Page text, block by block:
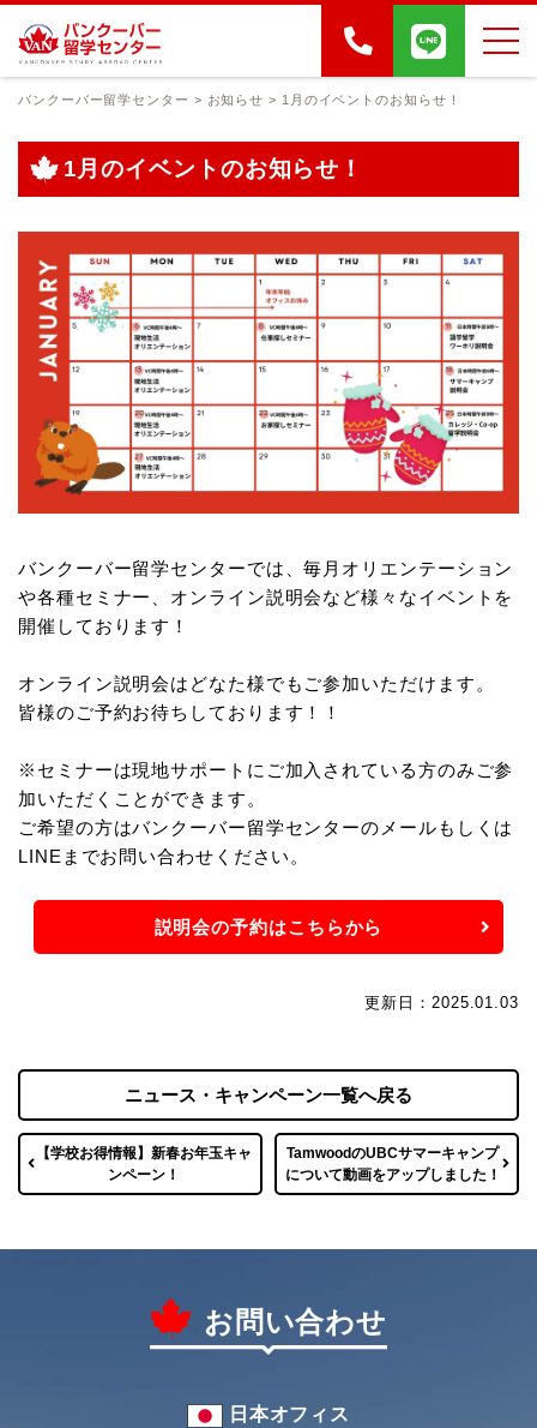
バンクーバー留学センター > お知らせ > 1月のイベントのお知らせ！
1月のイベントのお知らせ！
バンクーバー留学センターでは、毎月オリエンテーション
や各種セミナー、オンライン説明会など様々なイベントを
開催しております！
オンライン説明会はどなた様でもご参加いただけます。
皆様のご予約お待ちしております！！
※セミナーは現地サポートにご加入されている方のみご参
加いただくことができます。
ご希望の方はバンクーバー留学センターのメールもしくは
LINEまでお問い合わせください。
説明会の予約はこちらから
更新日：2025.01.03
【学校お得情報】新春お年玉キャ
ンペーン！
ニュース・キャンペーン一覧へ戻る
TamwoodのUBCサマーキャンプ
について動画をアップしました！
お問い合わせ
日本オフィス